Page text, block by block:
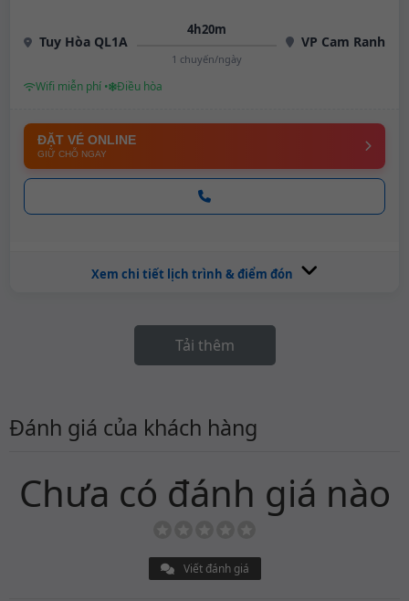
Tuy Hòa QL1A
4h20m
1 chuyến/ngày
VP Cam Ranh
Wifi miễn phí • Điều hòa
ĐẶT VÉ ONLINE
GIỮ CHỖ NGAY
Xem chi tiết lịch trình & điểm đón
Tải thêm
Đánh giá của khách hàng
Chưa có đánh giá nào
Viết đánh giá